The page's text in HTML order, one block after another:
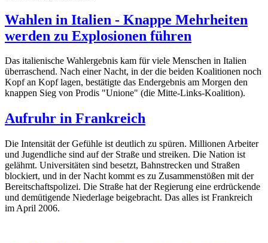
Wahlen in Italien - Knappe Mehrheiten
werden zu Explosionen führen
Das italienische Wahlergebnis kam für viele Menschen in Italien
überraschend. Nach einer Nacht, in der die beiden Koalitionen noch
Kopf an Kopf lagen, bestätigte das Endergebnis am Morgen den
knappen Sieg von Prodis "Unione" (die Mitte-Links-Koalition).
Aufruhr in Frankreich
Die Intensität der Gefühle ist deutlich zu spüren. Millionen Arbeiter
und Jugendliche sind auf der Straße und streiken. Die Nation ist
gelähmt. Universitäten sind besetzt, Bahnstrecken und Straßen
blockiert, und in der Nacht kommt es zu Zusammenstößen mit der
Bereitschaftspolizei. Die Straße hat der Regierung eine erdrückende
und demütigende Niederlage beigebracht. Das alles ist Frankreich
im April 2006.